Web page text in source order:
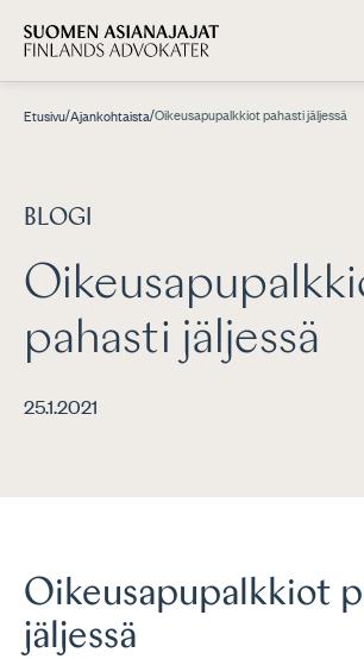
Etusivu/Ajankohtaista/Oikeusapupalkkiot pahasti jäljessä
BLOGI
pahasti jäljessä
25.1.2021
Oikeusapupalkkiot
jäljessä